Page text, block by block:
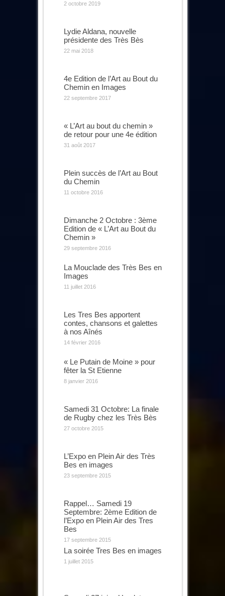
2 octobre 2019
Lydie Aldana, nouvelle
présidente des Très Bès
22 mai 2018
4e Edition de l’Art au Bout du
Chemin en Images
22 septembre 2017
« L’Art au bout du chemin »
de retour pour une 4e édition
31 août 2017
Plein succès de l’Art au Bout
du Chemin
11 octobre 2016
Dimanche 2 Octobre : 3ème
Edition de « L’Art au Bout du
Chemin »
29 septembre 2016
La Mouclade des Très Bes en
Images
11 juillet 2016
Les Tres Bes apportent
contes, chansons et galettes
à nos Aînés
14 février 2016
« Le Putain de Moine » pour
fêter la St Etienne
8 janvier 2016
Samedi 31 Octobre: La finale
de Rugby chez les Très Bès
27 octobre 2015
L’Expo en Plein Air des Très
Bes en images
23 septembre 2015
Rappel… Samedi 19
Septembre: 2ème Edition de
l’Expo en Plein Air des Tres
Bes
17 septembre 2015
La soirée Tres Bes en images
1 juillet 2015